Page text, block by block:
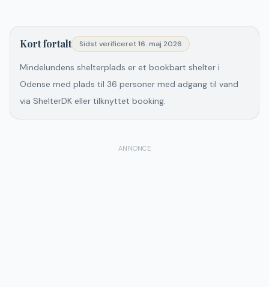
Kort fortalt Sidst verificeret16. maj 2026
Mindelundens shelterplads er et bookbart shelter i
Odense med plads til 36 personer med adgang til vand
via ShelterDK eller tilknyttet booking.
ANNONCE